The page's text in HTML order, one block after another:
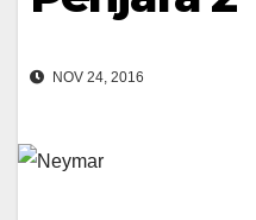
NOV 24, 2016